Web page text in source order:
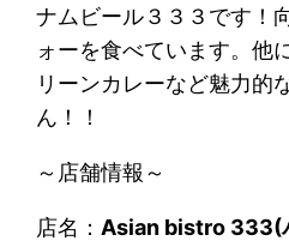
ナムビール３３３です！
ォーを食べています。他
リーンカレーなど魅力的
ん！！
～店舗情報～
店名： Asian bistro 333(